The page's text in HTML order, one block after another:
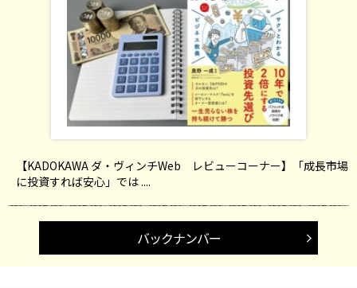
【KADOKAWA ダ・ヴィンチWeb レビューコーナー】「成長市場
に投資すれば安心」では ....
バックナンバー